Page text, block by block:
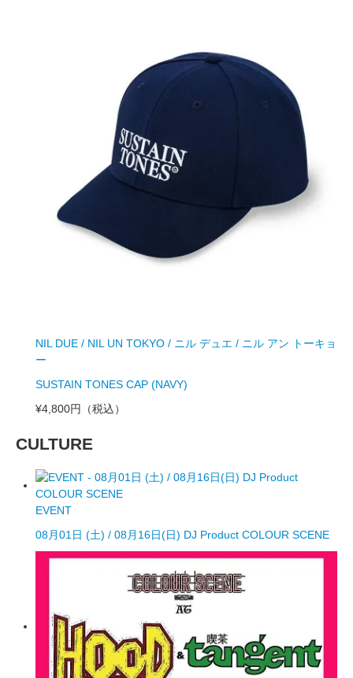
NIL DUE / NIL UN TOKYO / ニル デュエ / ニル アン トーキョ
ー
SUSTAIN TONES CAP (NAVY)
¥4,800円
（税込）
CULTURE
EVENT
08月01日 (土) / 08月16日(日) DJ Product COLOUR SCENE